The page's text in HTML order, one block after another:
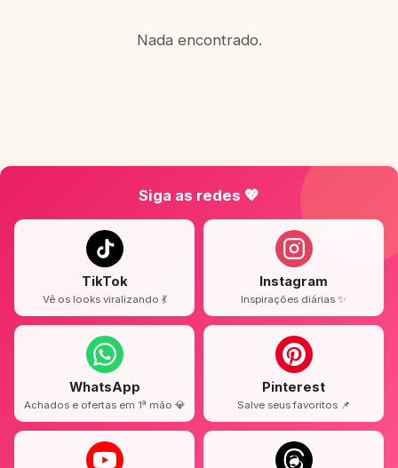
Nada encontrado.
Siga as redes 💖
TikTok
Vê os looks viralizando 💃
Instagram
Inspirações diárias ✨
WhatsApp
Achados e ofertas em 1ª mão 💎
Pinterest
Salve seus favoritos 📌